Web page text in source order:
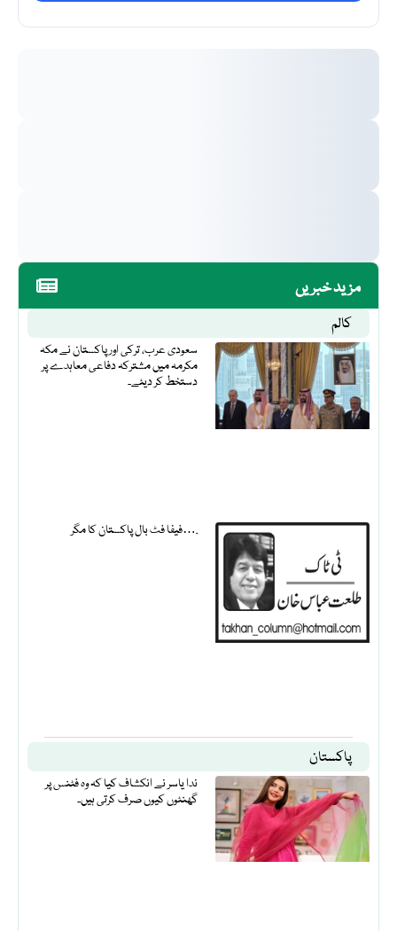
مزید خبریں
کالم
سعودی عرب، ترکی اور پاکستان نے مکہ
مکرمہ میں مشترکہ دفاعی معاہدے پر
دستخط کر دیئے۔
فیفا فٹ بال پاکستان کا مگر….
پاکستان
ندا یاسر نے انکشاف کیا کہ وہ فٹنس پر
گھنٹوں کیوں صرف کرتی ہیں۔